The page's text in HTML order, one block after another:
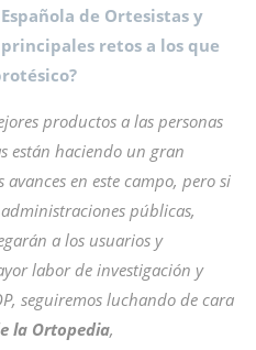
de Ortesistas y
retos a los que
productos a las personas
están haciendo un gran
en este campo, pero si
públicas,
a los usuarios y
labor de investigación y
seguiremos luchando de cara
la Ortopedia,